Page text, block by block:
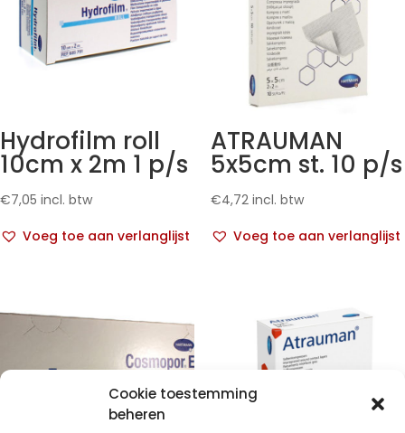
Cookie toestemming
beheren
Hydrofilm roll
10cm x 2m 1 p/s
€7,05 incl. btw
Voeg toe aan verlanglijst
ATRAUMAN
5x5cm st. 10 p/s
€4,72 incl. btw
Voeg toe aan verlanglijst